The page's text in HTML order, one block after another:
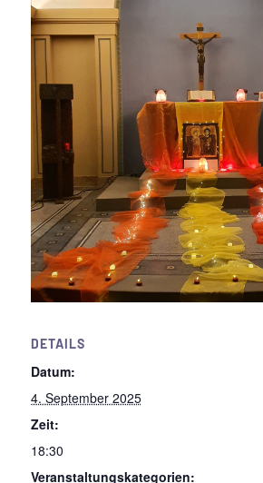
DETAILS
Datum:
4. September 2025
Zeit:
18:30
Veranstaltungskategorien: